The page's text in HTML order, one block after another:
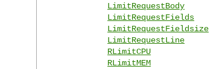
LimitRequestBody
LimitRequestFields
LimitRequestFieldsize
LimitRequestLine
RLimitCPU
RLimitMEM